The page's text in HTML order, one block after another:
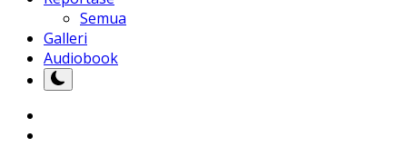
Semua
Galleri
Audiobook